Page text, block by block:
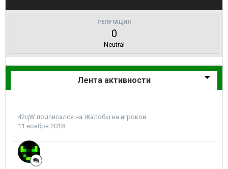
РЕПУТАЦИЯ
0
Neutral
Лента активности
42qW подписался на Жалобы на игроков
11 ноября 2018